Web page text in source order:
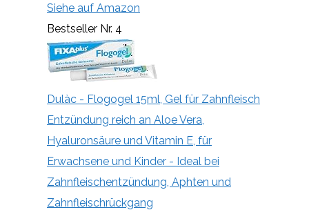
Siehe auf Amazon
Bestseller Nr. 4
Dulàc - Flogogel 15ml, Gel für Zahnfleisch
Entzündung reich an Aloe Vera,
Hyaluronsäure und Vitamin E, für
Erwachsene und Kinder - Ideal bei
Zahnfleischentzündung, Aphten und
Zahnfleischrückgang